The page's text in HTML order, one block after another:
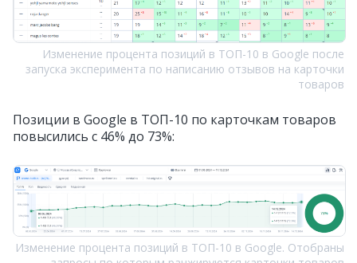
Изменение процента позиций в ТОП-10 в Google после
запуска эксперимента по написанию отзывов на карточки
товаров
Позиции в Google в ТОП-10 по карточкам товаров
повысились с 46% до 73%:
Изменение процента позиций в ТОП-10 в Google. Отобраны